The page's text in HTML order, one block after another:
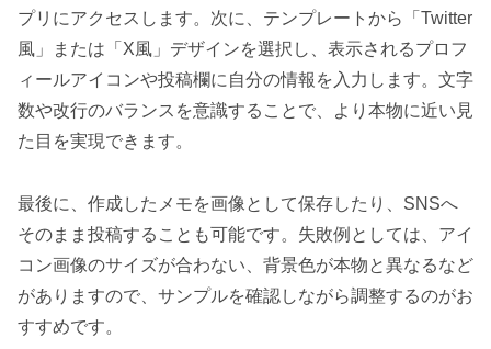
プリにアクセスします。次に、テンプレートから「Twitter
風」または「X風」デザインを選択し、表示されるプロフ
ィールアイコンや投稿欄に自分の情報を入力します。文字
数や改行のバランスを意識することで、より本物に近い見
た目を実現できます。
最後に、作成したメモを画像として保存したり、SNSへ
そのまま投稿することも可能です。失敗例としては、アイ
コン画像のサイズが合わない、背景色が本物と異なるなど
がありますので、サンプルを確認しながら調整するのがお
すすめです。